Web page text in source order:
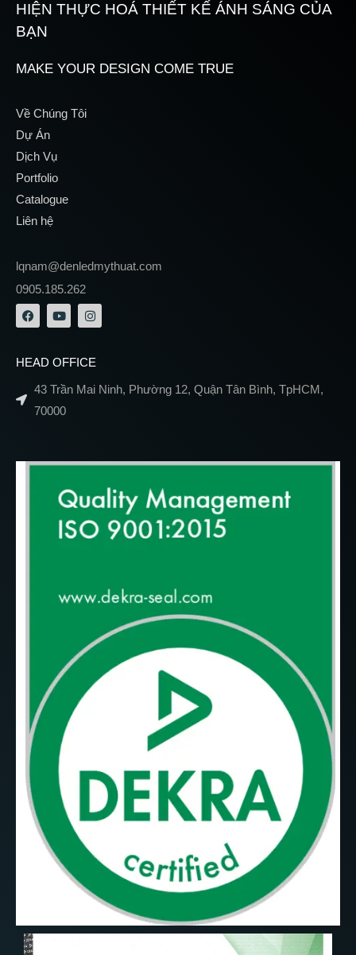
HIỆN THỰC HOÁ THIẾT KẾ ÁNH SÁNG CỦA
BẠN
MAKE YOUR DESIGN COME TRUE
Về Chúng Tôi
Dự Án
Dịch Vụ
Portfolio
Catalogue
Liên hệ
lqnam@denledmythuat.com
0905.185.262
HEAD OFFICE
43 Trần Mai Ninh, Phường 12, Quận Tân Bình, TpHCM,
70000